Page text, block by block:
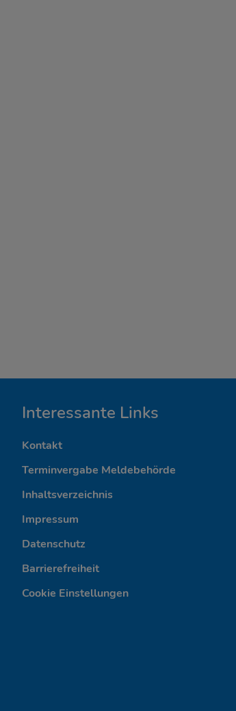
I
n
t
e
r
e
s
Interessante Links
Kontakt
Terminvergabe Meldebehörde
Inhaltsverzeichnis
Impressum
Datenschutz
Barrierefreiheit
Cookie Einstellungen